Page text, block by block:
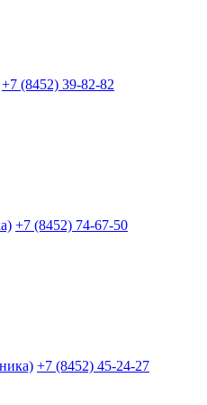
+7 (8452) 39-82-82
+7 (8452) 74-67-50
+7 (8452) 45-24-27